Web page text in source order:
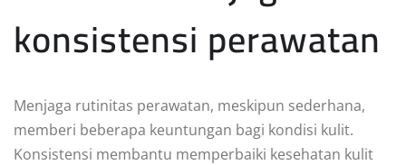
konsistensi perawatan
Menjaga rutinitas perawatan, meskipun sederhana,
memberi beberapa keuntungan bagi kondisi kulit.
Konsistensi membantu memperbaiki kesehatan kulit